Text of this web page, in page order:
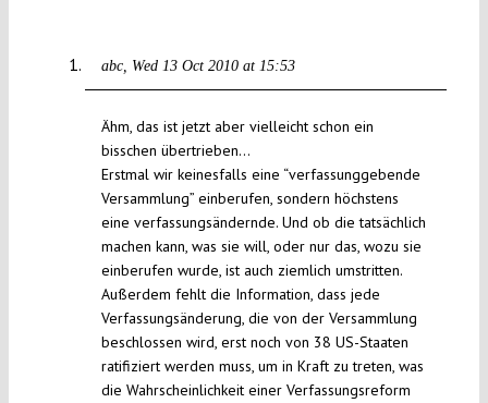
abc Wed 13 Oct 2010 at 15:53
Ähm, das ist jetzt aber vielleicht schon ein
bisschen übertrieben…
Erstmal wir keinesfalls eine “verfassunggebende
Versammlung” einberufen, sondern höchstens
eine verfassungsändernde. Und ob die tatsächlich
machen kann, was sie will, oder nur das, wozu sie
einberufen wurde, ist auch ziemlich umstritten.
Außerdem fehlt die Information, dass jede
Verfassungsänderung, die von der Versammlung
beschlossen wird, erst noch von 38 US-Staaten
ratifiziert werden muss, um in Kraft zu treten, was
die Wahrscheinlichkeit einer Verfassungsreform